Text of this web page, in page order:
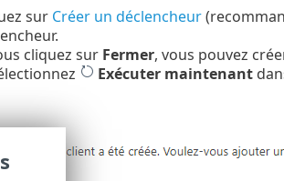
sur Créer un déclencheur
cliquez sur Fermer, vous pouvez
Exécuter maintenant